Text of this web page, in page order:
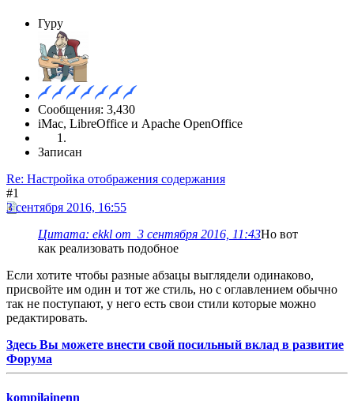
Гуру
Сообщения: 3,430
iMac, LibreOffice и Apache OpenOffice
Записан
Re: Настройка отображения содержания
#1
3 сентября 2016, 16:55
Цитата: ekkl от 3 сентября 2016, 11:43Но вот
как реализовать подобное
Если хотите чтобы разные абзацы выглядели одинаково,
присвойте им один и тот же стиль, но с оглавлением обычно
так не поступают, у него есть свои стили которые можно
редактировать.
Здесь Вы можете внести свой посильный вклад в развитие
Форума
kompilainenn